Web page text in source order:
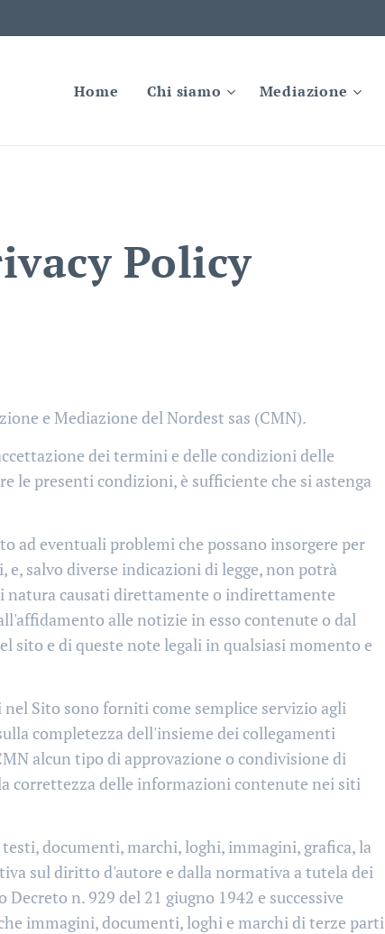
Home Chi siamo Mediazione
Policy
e Mediazione del Nordest sas (CMN).
dei termini e delle condizioni delle
le presenti condizioni, è sufficiente che si astenga
ad eventuali problemi che possano insorgere per
salvo diverse indicazioni di legge, non potrà
natura causati direttamente o indirettamente
alle notizie in esso contenute o dal
e di queste note legali in qualsiasi momento e
Sito sono forniti come semplice servizio agli
completezza dell'insieme dei collegamenti
alcun tipo di approvazione o condivisione di
correttezza delle informazioni contenute nei siti
documenti, marchi, loghi, immagini, grafica, la
sul diritto d'autore e dalla normativa a tutela dei
n. 929 del 21 giugno 1942 e successive
immagini, documenti, loghi e marchi di terze parti